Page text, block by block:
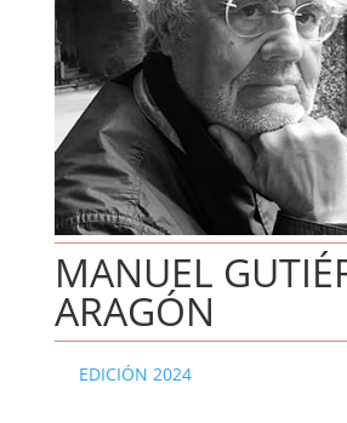
MANUEL
ARAGÓN
EDICIÓN 2024